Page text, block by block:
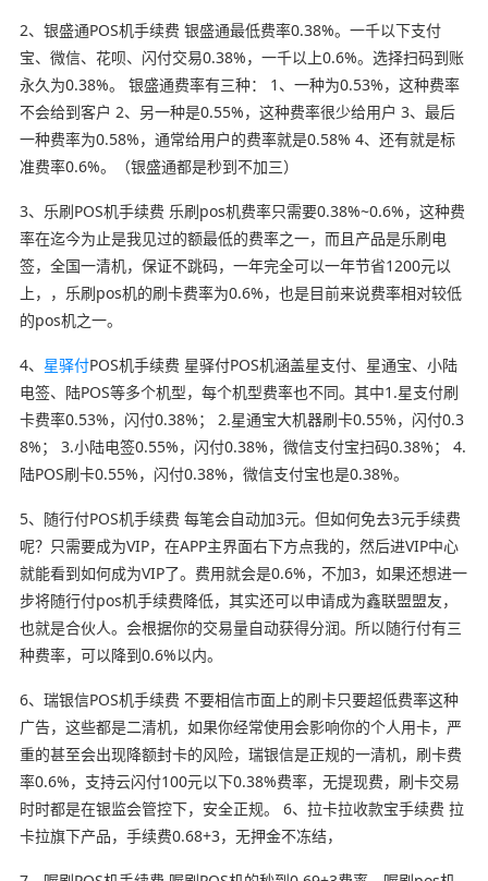
2、银盛通POS机手续费 银盛通最低费率0.38%。一千以下支付
宝、微信、花呗、闪付交易0.38%，一千以上0.6%。选择扫码到账
永久为0.38%。 银盛通费率有三种： 1、一种为0.53%，这种费率
不会给到客户 2、另一种是0.55%，这种费率很少给用户 3、最后
一种费率为0.58%，通常给用户的费率就是0.58% 4、还有就是标
准费率0.6%。（银盛通都是秒到不加三）
3、乐刷POS机手续费 乐刷pos机费率只需要0.38%~0.6%，这种费
率在迄今为止是我见过的额最低的费率之一，而且产品是乐刷电
签，全国一清机，保证不跳码，一年完全可以一年节省1200元以
上，，乐刷pos机的刷卡费率为0.6%，也是目前来说费率相对较低
的pos机之一。
4、 星驿付POS机手续费 星驿付POS机涵盖星支付、星通宝、小陆
电签、陆POS等多个机型，每个机型费率也不同。其中1.星支付刷
卡费率0.53%，闪付0.38%； 2.星通宝大机器刷卡0.55%，闪付0.3
8%； 3.小陆电签0.55%，闪付0.38%，微信支付宝扫码0.38%； 4.
陆POS刷卡0.55%，闪付0.38%，微信支付宝也是0.38%。
5、随行付POS机手续费 每笔会自动加3元。但如何免去3元手续费
呢？只需要成为VIP，在APP主界面右下方点我的，然后进VIP中心
就能看到如何成为VIP了。费用就会是0.6%，不加3，如果还想进一
步将随行付pos机手续费降低，其实还可以申请成为鑫联盟盟友，
也就是合伙人。会根据你的交易量自动获得分润。所以随行付有三
种费率，可以降到0.6%以内。
6、瑞银信POS机手续费 不要相信市面上的刷卡只要超低费率这种
广告，这些都是二清机，如果你经常使用会影响你的个人用卡，严
重的甚至会出现降额封卡的风险，瑞银信是正规的一清机，刷卡费
率0.6%，支持云闪付100元以下0.38%费率，无提现费，刷卡交易
时时都是在银监会管控下，安全正规。 6、拉卡拉收款宝手续费 拉
卡拉旗下产品，手续费0.68+3，无押金不冻结，